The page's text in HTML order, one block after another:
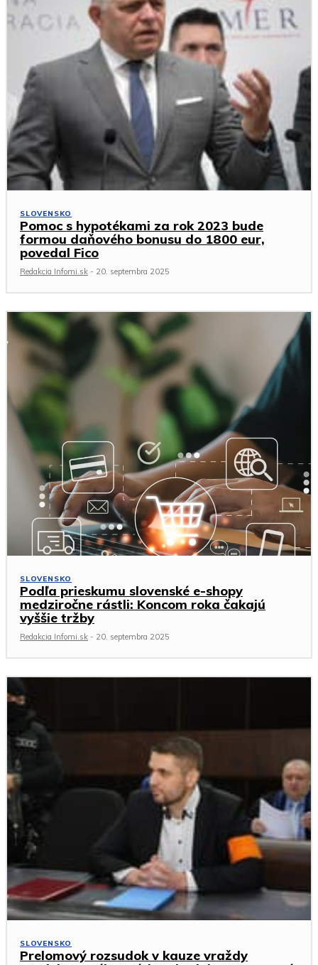
SLOVENSKO
Pomoc s hypotékami za rok 2023 bude
formou daňového bonusu do 1800 eur,
povedal Fico
Redakcia Infomi.sk - 20. septembra 2025
SLOVENSKO
Podľa prieskumu slovenské e-shopy
medziročne rástli: Koncom roka čakajú
vyššie tržby
Redakcia Infomi.sk - 20. septembra 2025
SLOVENSKO
Prelomový rozsudok v kauze vraždy